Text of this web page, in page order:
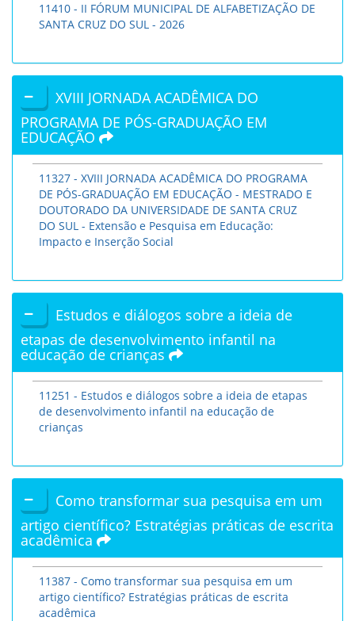
11410 - II FÓRUM MUNICIPAL DE ALFABETIZAÇÃO DE
SANTA CRUZ DO SUL - 2026
XVIII JORNADA ACADÊMICA DO
PROGRAMA DE PÓS-GRADUAÇÃO EM
EDUCAÇÃO
11327 - XVIII JORNADA ACADÊMICA DO PROGRAMA
DE PÓS-GRADUAÇÃO EM EDUCAÇÃO - MESTRADO E
DOUTORADO DA UNIVERSIDADE DE SANTA CRUZ
DO SUL - Extensão e Pesquisa em Educação:
Impacto e Inserção Social
Estudos e diálogos sobre a ideia de
etapas de desenvolvimento infantil na
educação de crianças
11251 - Estudos e diálogos sobre a ideia de etapas
de desenvolvimento infantil na educação de
crianças
Como transformar sua pesquisa em um
artigo científico? Estratégias práticas de escrita
acadêmica
11387 - Como transformar sua pesquisa em um
artigo científico? Estratégias práticas de escrita
acadêmica